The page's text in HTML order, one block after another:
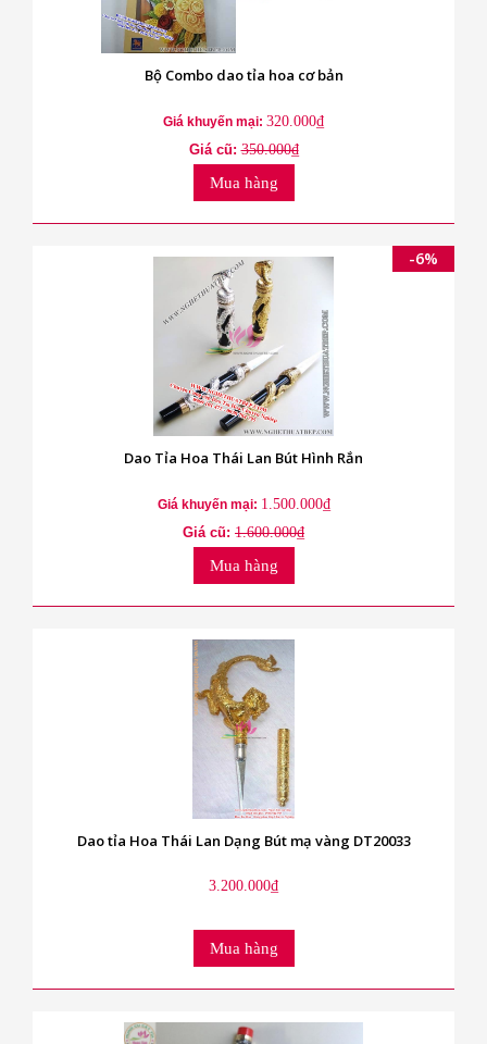
Bộ Combo dao tỉa hoa cơ bản
Giá khuyến mại: 320.000₫
Giá cũ:350.000₫
Mua hàng
-6%
Dao Tỉa Hoa Thái Lan Bút Hình Rắn
Giá khuyến mại: 1.500.000₫
Giá cũ: 1.600.000₫
Mua hàng
Dao tỉa Hoa Thái Lan Dạng Bút mạ vàng DT20033
3.200.000₫
Mua hàng